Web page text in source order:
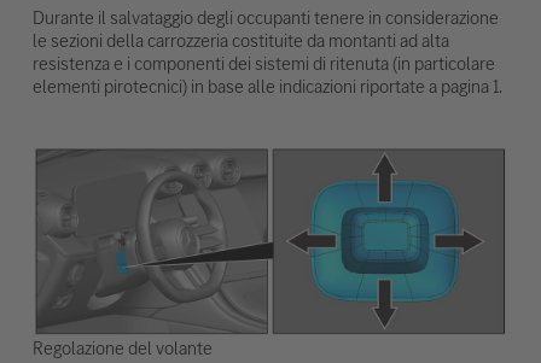
Durante il salvataggio degli occupanti tenere in considerazione
le sezioni della carrozzeria costituite da montanti ad alta
resistenza e i componenti dei sistemi di ritenuta (in particolare
elementi pirotecnici) in base alle indicazioni riportate a pagina 1.
Regolazione del volante